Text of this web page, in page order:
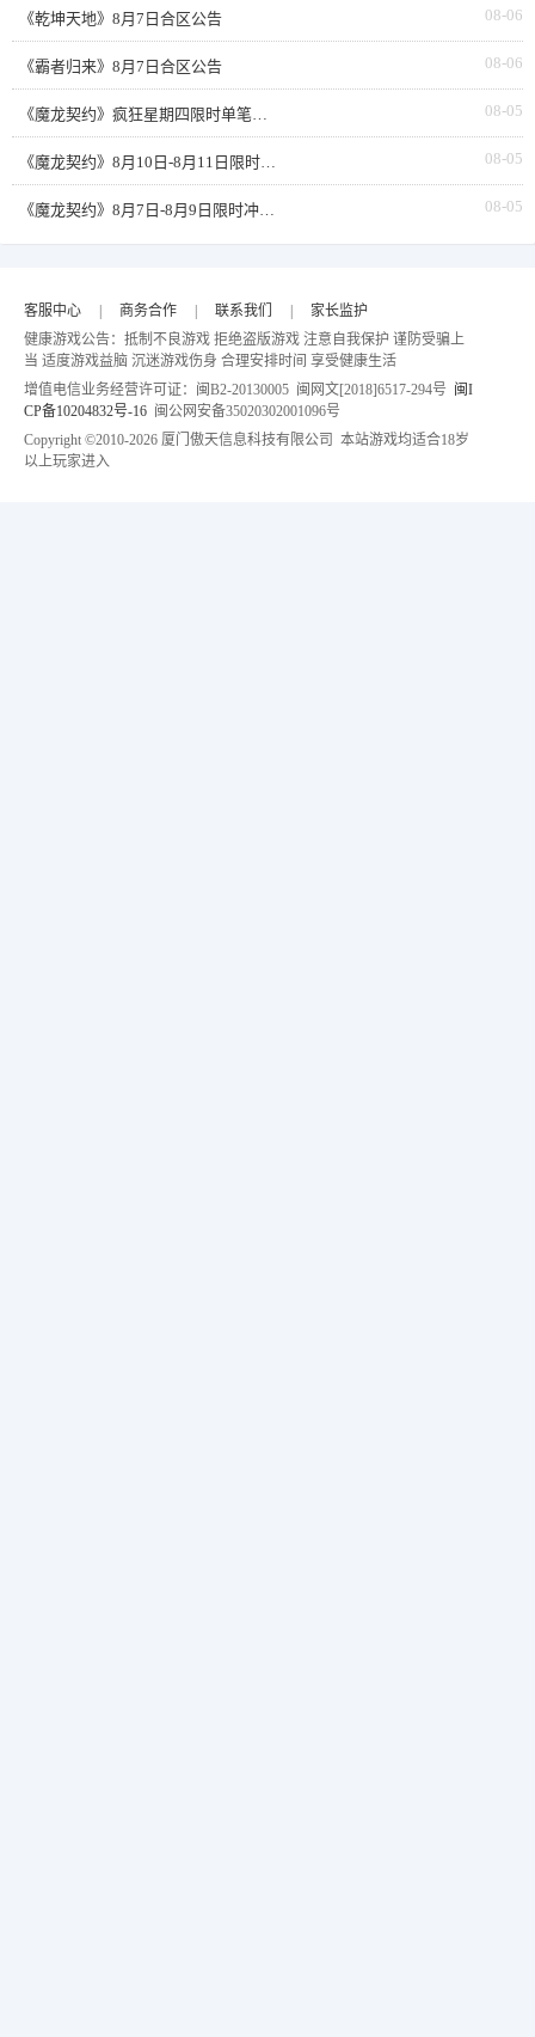
08-06
《乾坤天地》8月7日合区公告
08-06
《霸者归来》8月7日合区公告
08-05
《魔龙契约》疯狂星期四限时单笔返利
08-05
《魔龙契约》8月10日-8月11日限时活动累充
08-05
《魔龙契约》8月7日-8月9日限时冲榜活动
客服中心 商务合作 联系我们
家长监护
健康游戏公告：抵制不良游戏 拒绝盗版游戏 注意自我保护 谨防受骗上
当 适度游戏益脑 沉迷游戏伤身 合理安排时间 享受健康生活
增值电信业务经营许可证：闽B2-20130005 闽网文[2018]6517-294号 闽I
CP备10204832号-16 闽公网安备35020302001096号
Copyright ©2010-2026 厦门傲天信息科技有限公司 本站游戏均适合18岁
以上玩家进入